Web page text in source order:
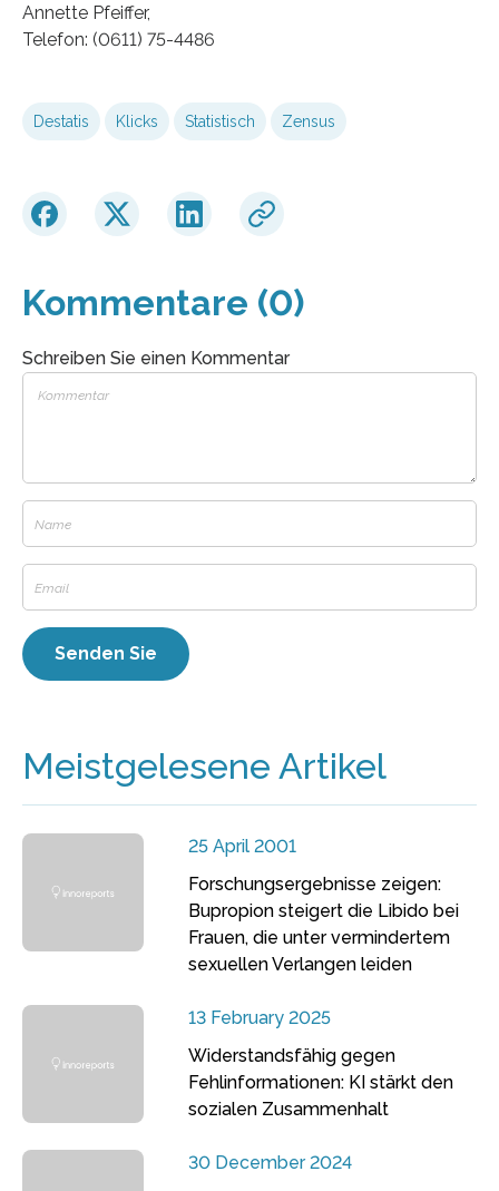
Annette Pfeiffer,
Telefon: (0611) 75-4486
Destatis Klicks Statistisch Zensus
Kommentare (0)
Schreiben Sie einen Kommentar
Meistgelesene Artikel
25 April 2001
Forschungsergebnisse zeigen:
Bupropion steigert die Libido bei
Frauen, die unter vermindertem
sexuellen Verlangen leiden
13 February 2025
Widerstandsfähig gegen
Fehlinformationen: KI stärkt den
sozialen Zusammenhalt
30 December 2024